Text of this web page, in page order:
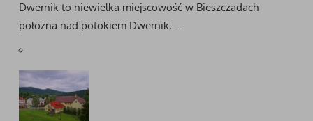
Dwernik to niewielka miejscowość w Bieszczadach
położna nad potokiem Dwernik, …